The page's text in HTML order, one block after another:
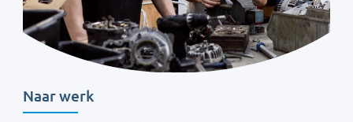
Naar werk